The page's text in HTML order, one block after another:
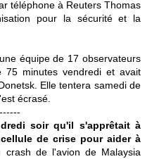
téléphone à Reuters Thomas
pour la sécurité et la
équipe de 17 observateurs
75 minutes vendredi et avait
Elle tentera samedi de
écrasé.
soir qu'il s'apprêtait à
de crise pour aider à
crash de l'avion de Malaysia